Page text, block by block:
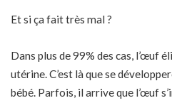
Et si ça fait très mal ?
Dans plus de 99% des cas, l’œuf
utérine. C’est là que se
bébé. Parfois, il arrive que l’œuf